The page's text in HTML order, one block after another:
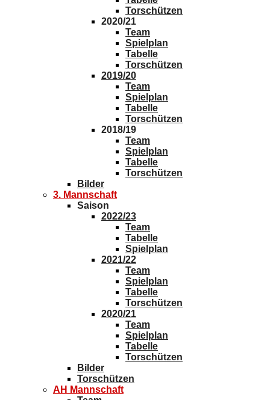
Torschützen
2020/21
Team
Spielplan
Tabelle
Torschützen
2019/20
Team
Spielplan
Tabelle
Torschützen
2018/19
Team
Spielplan
Tabelle
Torschützen
Bilder
3. Mannschaft
Saison
2022/23
Team
Tabelle
Spielplan
2021/22
Team
Spielplan
Tabelle
Torschützen
2020/21
Team
Spielplan
Tabelle
Torschützen
Bilder
Torschützen
AH Mannschaft